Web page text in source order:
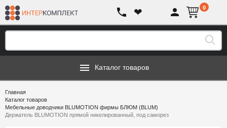
❤ 0
Каталог товаров
Главная
Каталог товаров
Мебельные доводчики BLUMOTION фирмы БЛЮМ (BLUM)
Держатель BLUMOTION прямой никелированный, под саморез